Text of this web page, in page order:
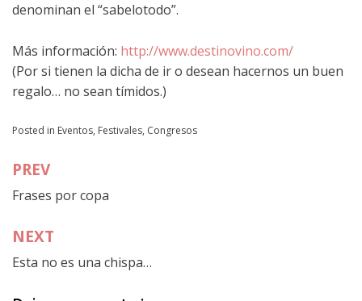
denominan el “sabelotodo”.
Más información: http://www.destinovino.com/
(Por si tienen la dicha de ir o desean hacernos un buen
regalo… no sean tímidos.)
Posted in Eventos, Festivales, Congresos
Navegación
de
entradas
PREV
Frases por copa
NEXT
Esta no es una chispa…